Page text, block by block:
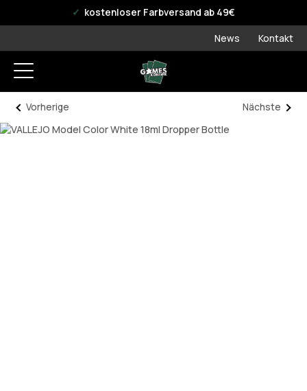
offizieller WPN Storekostenloser Farbversand ab 49€
News Kontakt
Vorherige Nächste